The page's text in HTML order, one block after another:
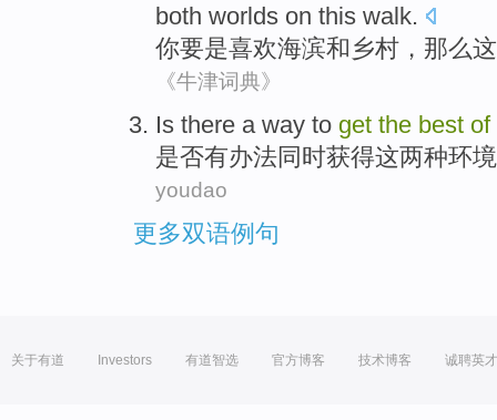
both worlds on this walk.
你要是喜欢海滨和 乡村 ，那么
《牛津词典》
Is there a way to get the best of
是否有办法同时获得这两种环境
youdao
更多双语例句
关于有道 Investors 有道智选 官方博客 技术博客 诚聘英才